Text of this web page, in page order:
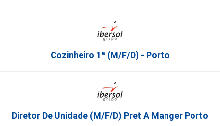
Cozinheiro 1ª (M/F/D) - Porto
Diretor De Unidade (m/f/d) Pret A Manger Porto